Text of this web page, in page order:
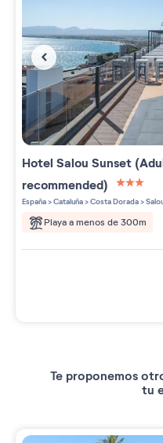
Hotel Salou Sunset
recommended)
3 étoiles
España>Cataluña>Costa Dorada>
Playa a menos de 300m
Te proponemos
tu